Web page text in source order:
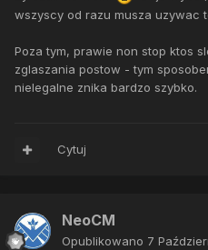
wszyscy od razu musza uzywac
Poza tym, prawie non stop ktos
zglaszania postow - tym
nielegalne znika bardzo szybko.
Cytuj
NeoCM
Opublikowano 7